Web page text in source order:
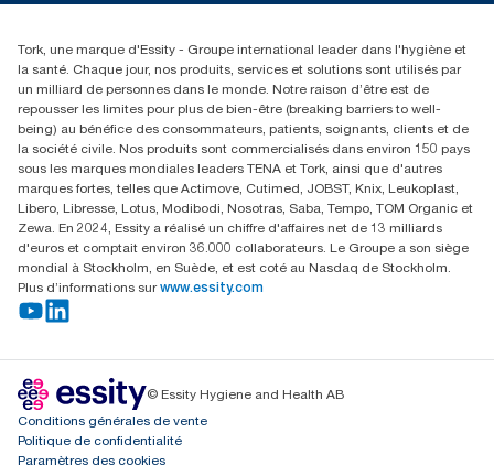
02 766 05 30
Essity Belgium NV
Berkenlaan 8B
1831 MACHELEN
Tork, une marque d'Essity - Groupe international leader dans l'hygiène et
la santé. Chaque jour, nos produits, services et solutions sont utilisés par
un milliard de personnes dans le monde. Notre raison d’être est de
repousser les limites pour plus de bien-être (breaking barriers to well-
being) au bénéfice des consommateurs, patients, soignants, clients et de
la société civile. Nos produits sont commercialisés dans environ 150 pays
sous les marques mondiales leaders TENA et Tork, ainsi que d'autres
marques fortes, telles que Actimove, Cutimed, JOBST, Knix, Leukoplast,
Libero, Libresse, Lotus, Modibodi, Nosotras, Saba, Tempo, TOM Organic et
Zewa. En 2024, Essity a réalisé un chiffre d'affaires net de 13 milliards
d'euros et comptait environ 36.000 collaborateurs. Le Groupe a son siège
mondial à Stockholm, en Suède, et est coté au Nasdaq de Stockholm.
Plus d’informations sur www.essity.com
© Essity Hygiene and Health AB
Conditions générales de vente
Politique de confidentialité
Paramètres des cookies